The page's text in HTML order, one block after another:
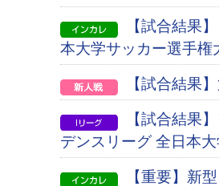
【試合結果
本大学サッカー選手権
【試合結果
【試合結果
デンスリーグ 全日本
【重要】新